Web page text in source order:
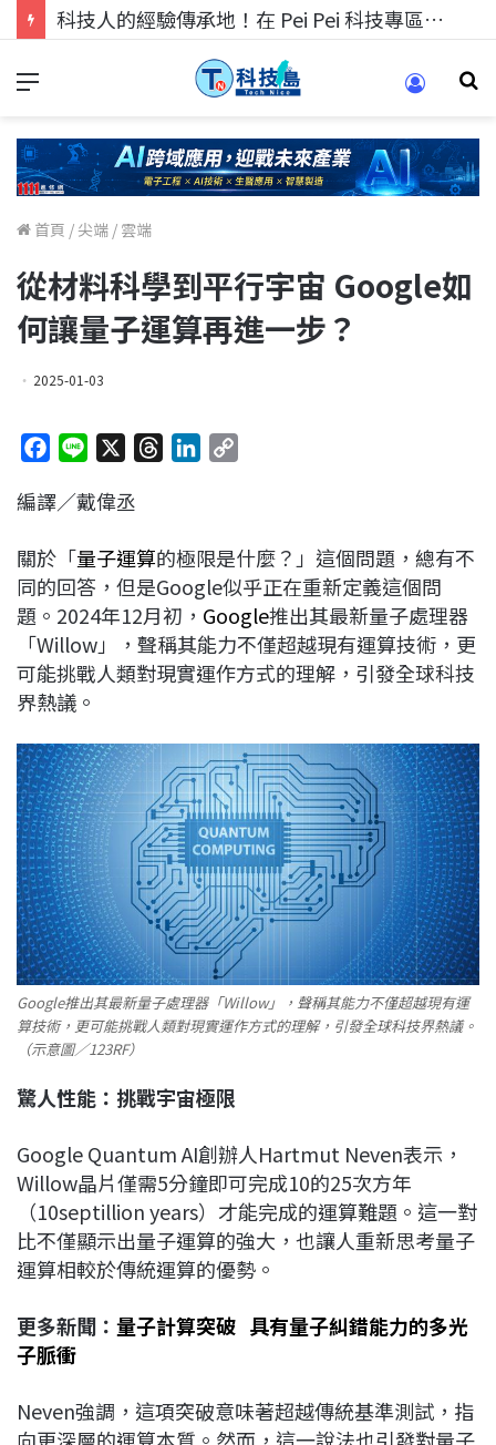
科技人的經驗傳承地！在 Pei Pei 科技專區，與學弟妹交流最硬核的技術
首頁 /尖端 / 雲端
從材料科學到平行宇宙 Google如
何讓量子運算再進一步？
2025-01-03
c
b
o
o
k
n
a
d
s
e
d
I
n
L
i
n
k
編譯／戴偉丞
關於「量子運算的極限是什麼？」這個問題，總有不
同的回答，但是Google似乎正在重新定義這個問
題。2024年12月初， Google推出其最新量子處理器
「Willow」，聲稱其能力不僅超越現有運算技術，更
可能挑戰人類對現實運作方式的理解，引發全球科技
界熱議。
Google推出其最新量子處理器「Willow」，聲稱其能力不僅超越現有運
算技術，更可能挑戰人類對現實運作方式的理解，引發全球科技界熱議。
（示意圖／123RF）
驚人性能：挑戰宇宙極限
Google Quantum AI創辦人Hartmut Neven表示，
Willow晶片僅需5分鐘即可完成10的25次方年
（10septillion years）才能完成的運算難題。這一對
比不僅顯示出量子運算的強大，也讓人重新思考量子
運算相較於傳統運算的優勢。
更多新聞： 量子計算突破 具有量子糾錯能力的多光
子脈衝
Neven強調，這項突破意味著超越傳統基準測試，指